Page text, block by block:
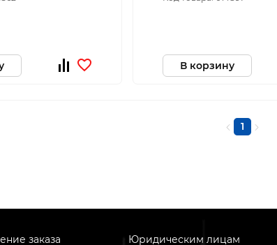
В корзину
1
заказа Юридическим лицам